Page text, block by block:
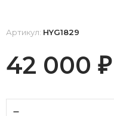
Артикул: HYG1829
42 000 ₽